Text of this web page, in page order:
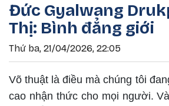
Đức Gyalwang
Thị: Bình đẳng giới
Thứ ba, 21/04/2026, 22:05
Võ thuật là điều mà chúng tôi
cao nhận thức cho mọi người.